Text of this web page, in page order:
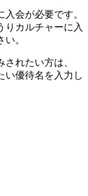
会が必要です。
りカルチャーに入
。
れたい方は、
い優待名を入力し